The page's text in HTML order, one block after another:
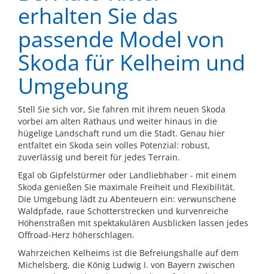
erhalten Sie das
passende Model von
Skoda für Kelheim und
Umgebung
Stell Sie sich vor, Sie fahren mit ihrem neuen Skoda
vorbei am alten Rathaus und weiter hinaus in die
hügelige Landschaft rund um die Stadt. Genau hier
entfaltet ein Skoda sein volles Potenzial: robust,
zuverlässig und bereit für jedes Terrain.
Egal ob Gipfelstürmer oder Landliebhaber - mit einem
Skoda genießen Sie maximale Freiheit und Flexibilität.
Die Umgebung lädt zu Abenteuern ein: verwunschene
Waldpfade, raue Schotterstrecken und kurvenreiche
Höhenstraßen mit spektakulären Ausblicken lassen jedes
Offroad-Herz höherschlagen.
Wahrzeichen Kelheims ist die Befreiungshalle auf dem
Michelsberg, die König Ludwig I. von Bayern zwischen